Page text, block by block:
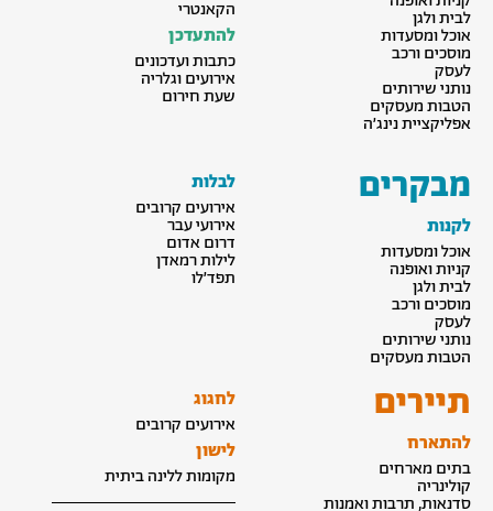
לבית ולגן
אוכל ומסעדות
מוסכים ורכב
לעסק
נותני שירותים
הטבות מעסקים
אפליקציית נינג׳ה
הקאנטרי
להתעדכן
כתבות ועדכונים
אירועים וגלריה
שעת חירום
מבקרים
לקנות
אוכל ומסעדות
קניות ואופנה
לבית ולגן
מוסכים ורכב
לעסק
נותני שירותים
הטבות מעסקים
לבלות
אירועים קרובים
אירועי עבר
דרום אדום
לילות רמאדן
תפד׳לו
תיירים
להתארח
בתים מארחים
קולינריה
סדנאות, תרבות ואמנות
לחגוג
אירועים קרובים
לישון
מקומות ללינה ביתית